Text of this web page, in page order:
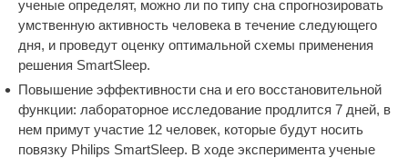
ученые определят, можно ли по типу сна спрогнозировать
умственную активность человека в течение следующего
дня, и проведут оценку оптимальной схемы применения
решения SmartSleep.
Повышение эффективности сна и его восстановительной
функции: лабораторное исследование продлится 7 дней, в
нем примут участие 12 человек, которые будут носить
повязку Philips SmartSleep. В ходе эксперимента ученые